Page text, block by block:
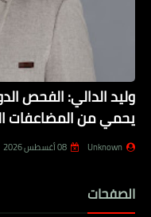
وليد الدالي: الفحص
يحمي من المضاعفات
Unknown 08 أغسطس 2026
الصفحات